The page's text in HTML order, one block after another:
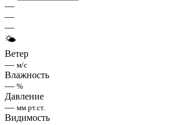
—
—
—
🌤
Ветер
— м/с
Влажность
— %
Давление
— мм рт.ст.
Видимость